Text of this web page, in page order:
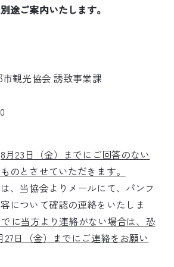
途ご案内いたします。
観光協会 誘致事業課
8月23日（金）までにご回答のない
のとさせていただきます。
、当協会よりメールにて、パンフ
について確認の連絡をいたしま
に当方より連絡がない場合は、恐
27日（金）までにご連絡をお願い